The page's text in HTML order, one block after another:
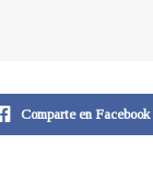
Comparte en Facebook